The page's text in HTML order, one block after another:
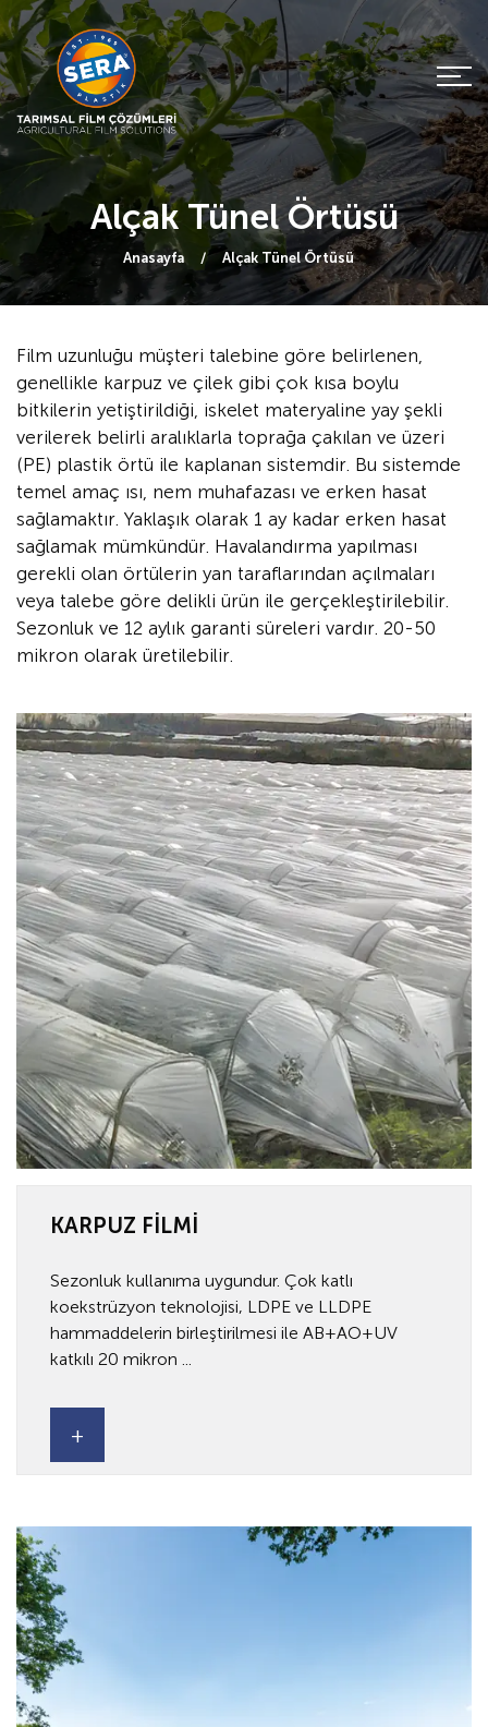
Alçak Tünel Örtüsü
Anasayfa Alçak Tünel Örtüsü
Film uzunluğu müşteri talebine göre belirlenen,
genellikle karpuz ve çilek gibi çok kısa boylu
bitkilerin yetiştirildiği, iskelet materyaline yay şekli
verilerek belirli aralıklarla toprağa çakılan ve üzeri
(PE) plastik örtü ile kaplanan sistemdir. Bu sistemde
temel amaç ısı, nem muhafazası ve erken hasat
sağlamaktır. Yaklaşık olarak 1 ay kadar erken hasat
sağlamak mümkündür. Havalandırma yapılması
gerekli olan örtülerin yan taraflarından açılmaları
veya talebe göre delikli ürün ile gerçekleştirilebilir.
Sezonluk ve 12 aylık garanti süreleri vardır. 20-50
mikron olarak üretilebilir.
KARPUZ FİLMİ
Sezonluk kullanıma uygundur. Çok katlı
koekstrüzyon teknolojisi, LDPE ve LLDPE
hammaddelerin birleştirilmesi ile AB+AO+UV
katkılı 20 mikron ...
+